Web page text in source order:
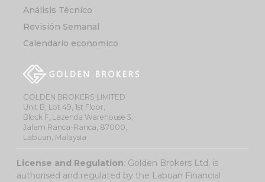
Análisis Técnico
Revisión Semanal
Calendario economico
GOLDEN BROKERS LIMITED
Unit B, Lot 49, 1st Floor,
Block F, Lazenda Warehouse 3,
Jalam Ranca-Ranca, 87000,
Labuan, Malaysia
License and Regulation: Golden Brokers Ltd. is
authorised and regulated by the Labuan Financial